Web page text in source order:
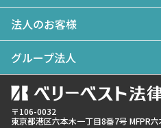
法人のお客様
グループ法人
〒106-0032
東京都港区六本木一丁目8番7号 MFPR